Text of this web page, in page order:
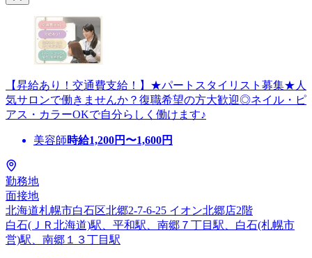
【昇給あり！交通費支給！】★パートスタイリスト募集★人
気サロンで働きませんか？復職希望の方大歓迎◎ネイル・ピ
アス・カラーOKで自分らしく働けます♪
美容師時給1,200円〜1,600円
勤務地
面接地
北海道札幌市白石区北郷2-7-6-25 イオン北郷店2階
白石(ＪＲ北海道)駅、平和駅、南郷７丁目駅、白石(札幌市
営)駅、南郷１３丁目駅